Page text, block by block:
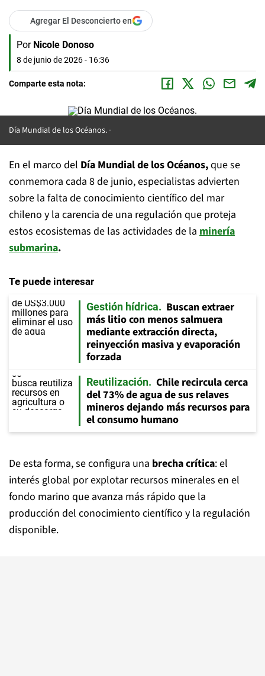
Agregar El Desconcierto en
Por Nicole Donoso
8 de junio de 2026 - 16:36
Comparte esta nota:
Día Mundial de los Océanos.
En el marco del Día Mundial de los Océanos,que se
conmemora cada 8 de junio, especialistas advierten
sobre la falta de conocimiento científico del mar
chileno y la carencia de una regulación que proteja
estos ecosistemas de las actividades de la minería
submarina.
Te puede interesar
Gestión hídrica
Buscan extraer
más litio con menos salmuera
mediante extracción directa,
reinyección masiva y evaporación
forzada
Reutilización
Chile recircula cerca
del 73% de agua de sus relaves
mineros dejando más recursos para
el consumo humano
De esta forma, se configura una brecha crítica: el
interés global por explotar recursos minerales en el
fondo marino que avanza más rápido que la
producción del conocimiento científico y la regulación
disponible.